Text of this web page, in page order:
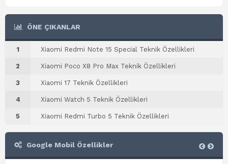
ÖNE ÇIKANLAR
1 Xiaomi Redmi Note 15 Special Teknik Özellikleri
2 Xiaomi Poco X8 Pro Max Teknik Özellikleri
3 Xiaomi 17 Teknik Özellikleri
4 Xiaomi Watch 5 Teknik Özellikleri
5 Xiaomi Redmi Turbo 5 Teknik Özellikleri
Google Mobil Özellikler